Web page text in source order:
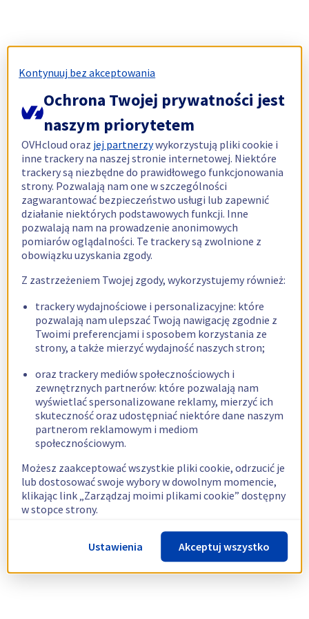
Kontynuuj bez akceptowania
Ochrona Twojej prywatności jest
naszym priorytetem
OVHcloud oraz jej partnerzywykorzystują pliki cookie i
inne trackery na naszej stronie internetowej. Niektóre
trackery są niezbędne do prawidłowego funkcjonowania
strony. Pozwalają nam one w szczególności
zagwarantować bezpieczeństwo usługi lub zapewnić
działanie niektórych podstawowych funkcji. Inne
pozwalają nam na prowadzenie anonimowych
pomiarów oglądalności. Te trackery są zwolnione z
obowiązku uzyskania zgody.
Z zastrzeżeniem Twojej zgody, wykorzystujemy również:
trackery wydajnościowe i personalizacyjne: które
pozwalają nam ulepszać Twoją nawigację zgodnie z
Twoimi preferencjami i sposobem korzystania ze
strony, a także mierzyć wydajność naszych stron;
oraz trackery mediów społecznościowych i
zewnętrznych partnerów: które pozwalają nam
wyświetlać spersonalizowane reklamy, mierzyć ich
skuteczność oraz udostępniać niektóre dane naszym
partnerom reklamowym i mediom
społecznościowym.
Możesz zaakceptować wszystkie pliki cookie, odrzucić je
lub dostosować swoje wybory w dowolnym momencie,
klikając link „Zarządzaj moimi plikami cookie” dostępny
w stopce strony.
Więcej informacji znajdziesz w naszejpolityce
dotyczącej wykorzystywania plików cookie.
Ustawienia Akceptuj wszystko